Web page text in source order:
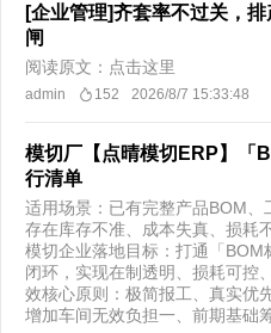
[企业管理]齐套率不过关，
闸
阅读原文：点击这里
admin 152 2026/8/7 15:33:48
模切厂【点晴模切ERP】「
行清单
适用场景：已有完整产品BOM、
存在库存不准、成本失真、损耗
模切企业落地目标：打通「BOM
闭环，实现在制透明、损耗可控
效核心原则：极简报工、真实优
增加车间无效负担一、前期基础筹